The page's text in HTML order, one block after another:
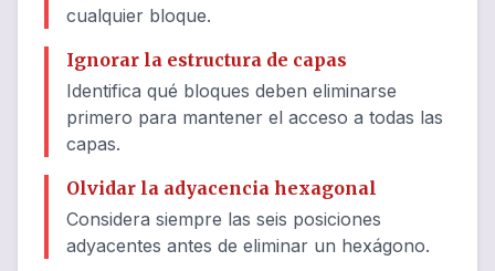
cualquier bloque.
Ignorar la estructura de capas
Identifica qué bloques deben eliminarse
primero para mantener el acceso a todas las
capas.
Olvidar la adyacencia hexagonal
Considera siempre las seis posiciones
adyacentes antes de eliminar un hexágono.